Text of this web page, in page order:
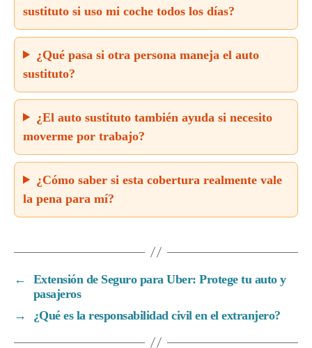
sustituto si uso mi coche todos los días?
¿Qué pasa si otra persona maneja el auto
sustituto?
¿El auto sustituto también ayuda si necesito
moverme por trabajo?
¿Cómo saber si esta cobertura realmente vale
la pena para mí?
←
Extensión de Seguro para Uber: Protege tu auto y
pasajeros
→
¿Qué es la responsabilidad civil en el extranjero?